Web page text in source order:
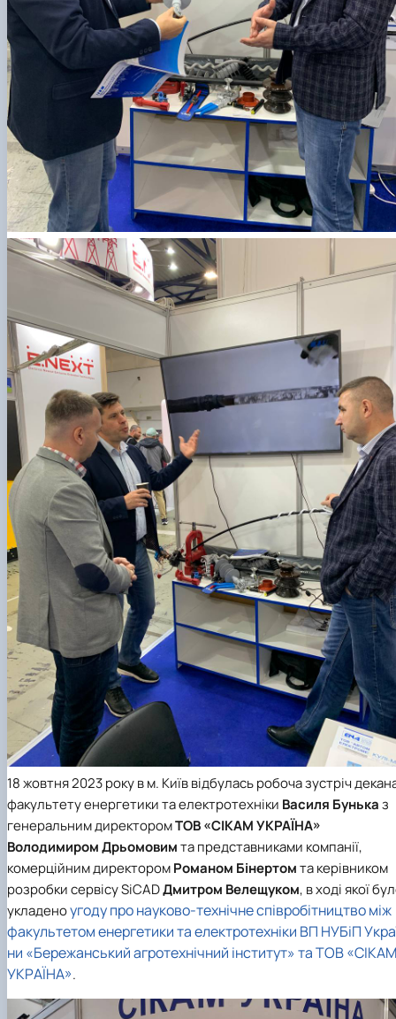
18 жовтня 2023 року в м. Київ відбулась робоча зустріч
факультету енергетики та електротехніки Василя Буньказ
генеральним директоромТОВ «СІКАМ УКРАЇНА»
Володимиром Дрьомовимта представниками компанії,
комерційним директоромРоманом Бінертомта керівником
розробки сервісу SiCADДмитром Велещуком, в ході якої
укладеноугоду про науково-технічне співробітництво між
факультетом енергетики та електротехніки ВП НУБіП
ни «Бережанський агротехнічний інститут» та ТОВ «СІКАМ
УКРАЇНА».